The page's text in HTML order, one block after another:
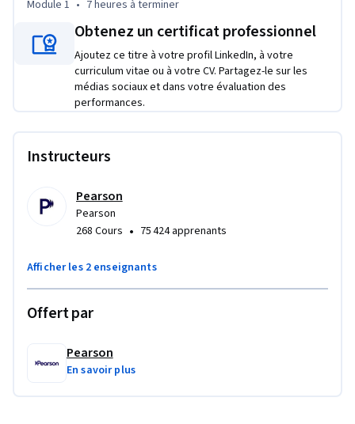
best practices, and the computational skills needed to
tackle “undomesticated” data problems. No advanced math
or statistics background required—just a willingness to learn
and a basic familiarity with programming. By the end of the
course, you’ll have built real projects, mastered essential
data science workflows, and developed the confidence to
Module 1 • 7 heures à terminer
Obtenez un certificat professionnel
Ajoutez ce titre à votre profil LinkedIn, à votre
curriculum vitae ou à votre CV. Partagez-le sur les
médias sociaux et dans votre évaluation des
performances.
Instructeurs
Pearson
Pearson
268 Cours • 75 424 apprenants
Afficher les 2 enseignants
Offert par
Pearson
En savoir plus